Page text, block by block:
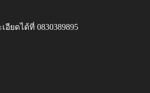
ยดได้ที่ 0830389895